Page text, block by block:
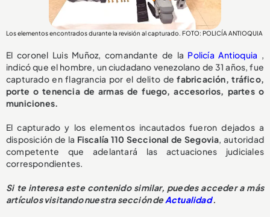
Los elementos encontrados durante la revisión al capturado. FOTO: POLICÍA ANTIOQUIA
El coronel Luis Muñoz, comandante de la Policía Antioquia ,
indicó que el hombre, un ciudadano venezolano de 31 años, fue
capturado en flagrancia por el delito defabricación, tráfico,
porte o tenencia de armas de fuego, accesorios, partes o
municiones.
El capturado y los elementos incautados fueron dejados a
disposición de la Fiscalía 110 Seccional de Segovia, autoridad
competente que adelantará las actuaciones judiciales
correspondientes.
Si te interesa este contenido similar, puedes acceder a más
artículos visitando nuestra sección deActualidad.